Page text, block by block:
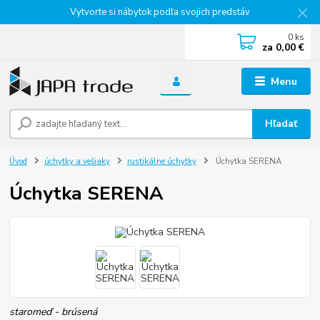
Vytvorte si nábytok podľa svojich predstáv
Menu
Hľadať
0 ks
za 0,00 €
Úvod úchytky a vešiaky rustikálne úchytky Úchytka SERENA
Úchytka SERENA
staromeď - brúsená